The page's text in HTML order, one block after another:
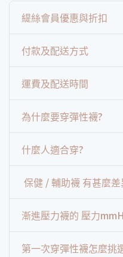
緹絲會員優惠與折扣
付款及配送方式
運費及配送時間
為什麼要穿彈性襪?
什麼人適合穿?
保健 / 輔助襪 有甚麼差
漸進壓力襪的 壓力
第一次穿彈性襪怎麼挑